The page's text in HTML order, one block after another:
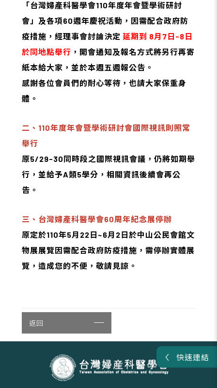
快速連結
「台灣婦產科醫學會110年度年會暨學術研討
會」及各項60週年慶祝活動，因需配合政府防
疫措施，經理事會討論決定 延期到 8月7日-8日
於同地點舉行 ，開會通知及報名方式將另行再寄
紙本給大家，並於本週五週報公告。
感謝各位會員們的耐心等待，也請大家保重身
體。
二、110年度年會暨學術研討會國際視訊則照常
舉行
原5/29-30同時段之國際視訊會議，仍將如期舉
行，並給予A類5學分，相關資訊後續會再公
告。
三、台灣婦產科醫學會60周年紀念展停辦
原定於110年5月22日~6月2日於中山公民會館文
物展展覽因需配合政府防疫措施，需停辦實體展
覽，造成您的不便，敬請見諒。
返回